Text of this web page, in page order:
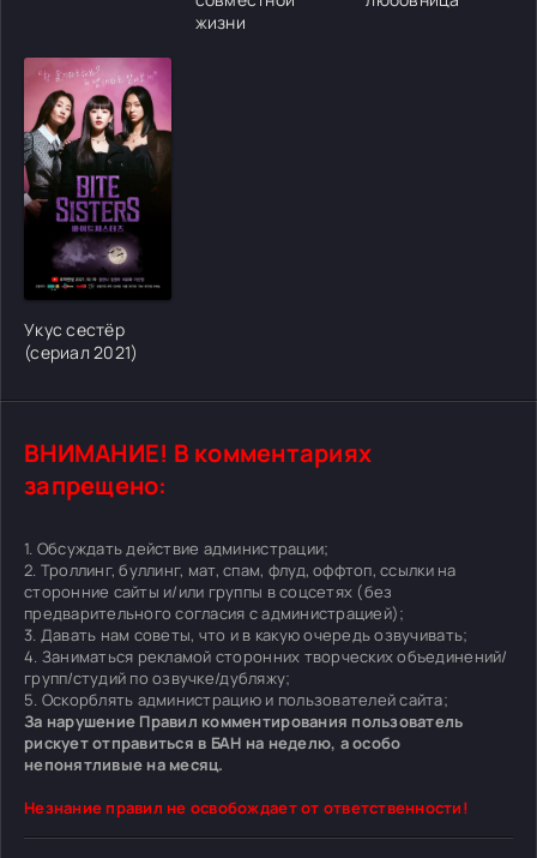
жизни
[/xfgiven_cvh_poster_urlcvh_poster_url]
Укус сестёр
(сериал 2021)
ВНИМАНИЕ! В комментариях
запрещено:
1. Обсуждать действие администрации;
2. Троллинг, буллинг, мат, спам, флуд, оффтоп, ссылки на
сторонние сайты и/или группы в соцсетях (без
предварительного согласия с администрацией);
3. Давать нам советы, что и в какую очередь озвучивать;
4. Заниматься рекламой сторонних творческих объединений/
групп/студий по озвучке/дубляжу;
5. Оскорблять администрацию и пользователей сайта;
За нарушение Правил комментирования пользователь
рискует отправиться в БАН на неделю, а особо
непонятливые на месяц.
Незнание правил не освобождает от ответственности!